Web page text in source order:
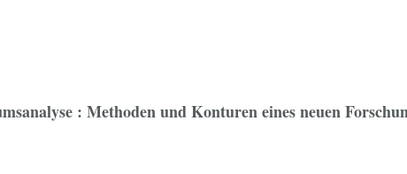
: Methoden und Konturen eines neuen